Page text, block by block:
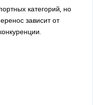
категорий, но
зависит от